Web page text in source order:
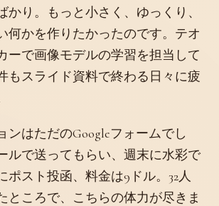
かり。もっと小さく、ゆっくり、
何かを作りたかったのです。テオ
ーで画像モデルの学習を担当して
もスライド資料で終わる日々に疲
ンはただのGoogleフォームでし
ルで送ってもらい、週末に水彩で
ポスト投函、料金は9ドル。32人
ところで、こちらの体力が尽きま